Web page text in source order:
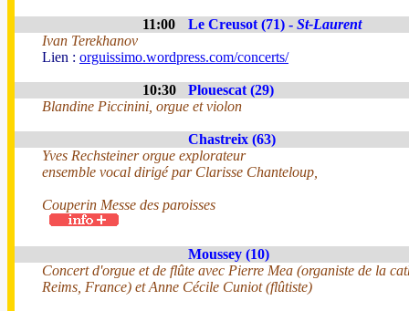
11:00 Le Creusot (71) - St-Laurent
Ivan Terekhanov
Lien : orguissimo.wordpress.com/concerts/
10:30
Plouescat (29)
Blandine Piccinini, orgue et violon
Chastreix (63)
Yves Rechsteiner orgue explorateur
ensemble vocal dirigé par Clarisse Chanteloup,
Couperin Messe des paroisses
Moussey (10)
Concert d'orgue et de flûte avec Pierre Mea (organiste de la
Reims, France) et Anne Cécile Cuniot (flûtiste)